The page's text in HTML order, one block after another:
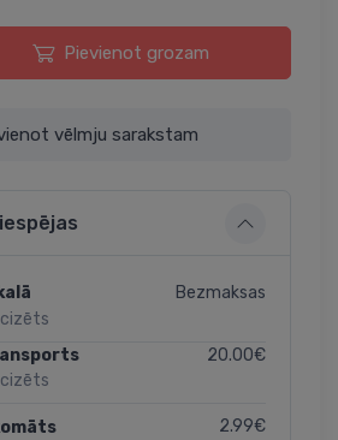
Pievienot grozam
vēlmju sarakstam
Bezmaksas
20.00€
2.99€